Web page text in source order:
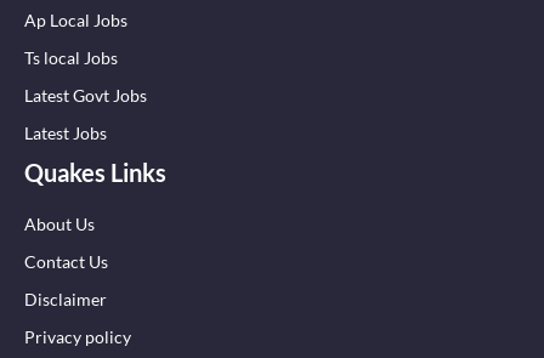
Ap Local Jobs
Ts local Jobs
Latest Govt Jobs
Latest Jobs
Quakes Links
About Us
Contact Us
Disclaimer
Privacy policy